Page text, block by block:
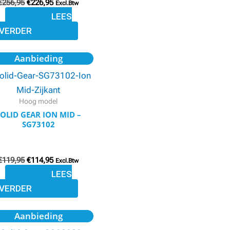
256,95 €226,95 Excl.Btw
LEES
Aanbieding
Hoog model
GEAR ION MID –
SG73102
119,95
Oorspronkelijke
prijs
was:
€119,95.
€114,95
Huidige
prijs
is:
€114,95.
Excl.Btw
LEES
Aanbieding
Oorspronkelijke
prijs
Huidige
prijs